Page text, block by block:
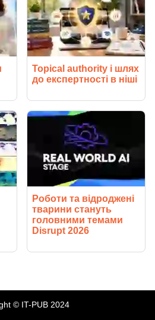
Topical authority і шлях
до експертності в ніші
Роботи та відроджені
тварини стануть
головними темами
Disrupt 2026
© IT-PUB 2024